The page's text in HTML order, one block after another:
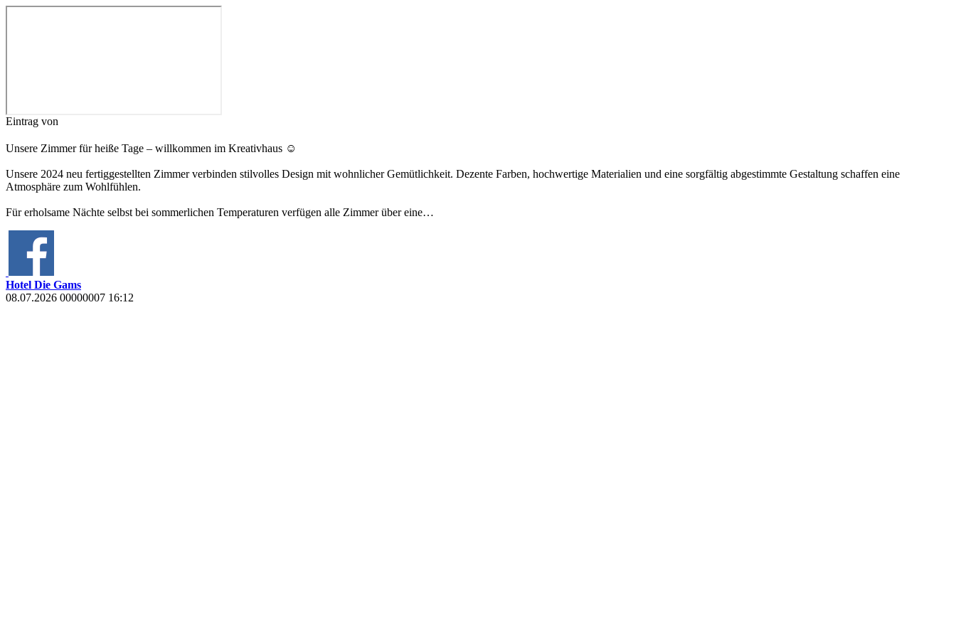
Eintrag von
Unsere Zimmer für heiße Tage – willkommen im Kreativhaus ☺️
Unsere 2024 neu fertiggestellten Zimmer verbinden stilvolles Design mit wohnlicher Gemütlichkeit. Dezente Farben, hochwertige Materialien und eine sorgfältig abgestimmte Gestaltung schaffen eine
Atmosphäre zum Wohlfühlen.
Für erholsame Nächte selbst bei sommerlichen Temperaturen verfügen alle Zimmer über eine…
Hotel Die Gams
08.07.2026 00000007 16:12